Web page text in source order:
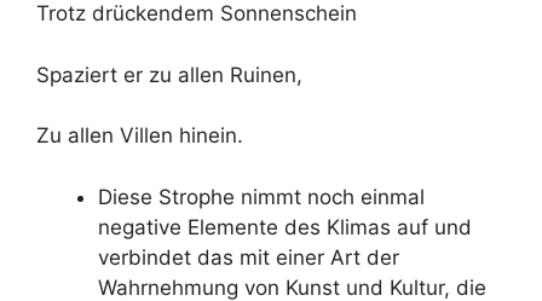
Trotz drückendem Sonnenschein
Spaziert er zu allen Ruinen,
Zu allen Villen hinein.
Diese Strophe nimmt noch einmal
negative Elemente des Klimas auf und
verbindet das mit einer Art der
Wahrnehmung von Kunst und Kultur, die